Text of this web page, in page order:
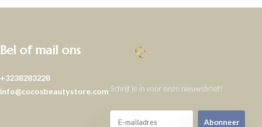
Bel of mail ons
+3238283228
info@cocosbeautystore.com Schrijf je in voor onze nieuwsbrief!
Abonneer